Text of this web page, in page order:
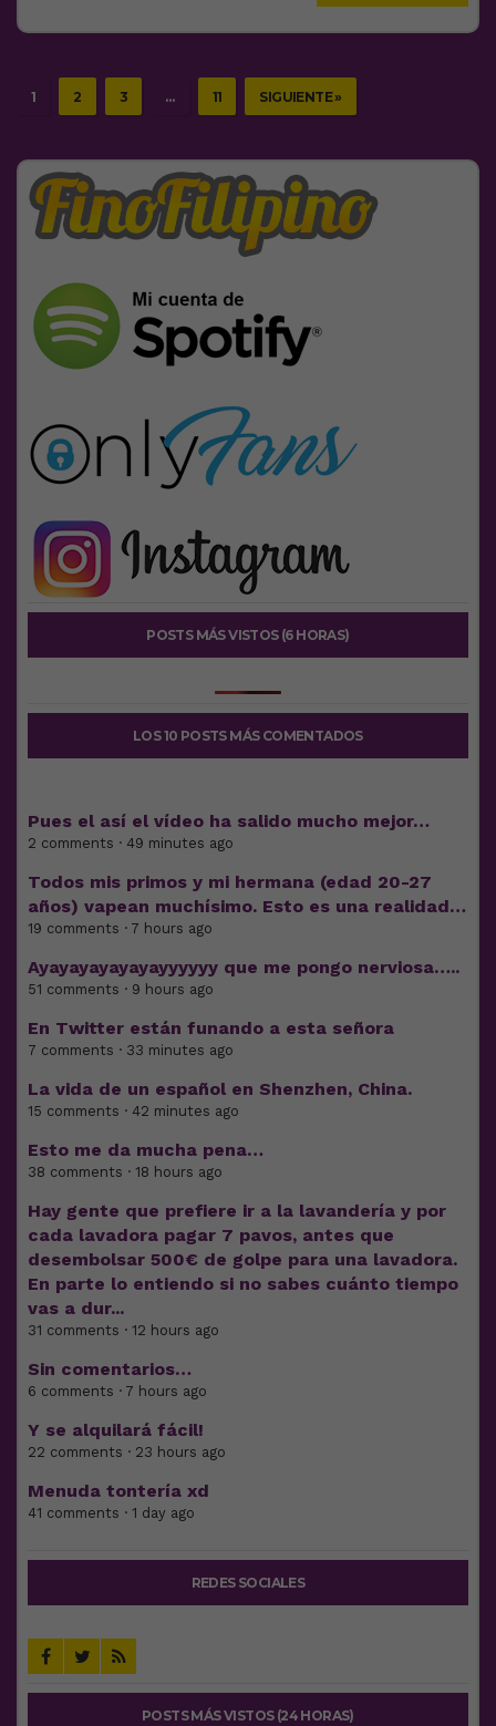
1 2 3 … 11 SIGUIENTE »
POSTS MÁS VISTOS (6 HORAS)
LOS 10 POSTS MÁS COMENTADOS
Pues el así el vídeo ha salido mucho mejor…
2 comments · 49 minutes ago
Todos mis primos y mi hermana (edad 20-27
años) vapean muchísimo. Esto es una realidad…
19 comments · 7 hours ago
Ayayayayayayayyyyyy que me pongo nerviosa…..
51 comments · 9 hours ago
En Twitter están funando a esta señora
7 comments · 33 minutes ago
La vida de un español en Shenzhen, China.
15 comments · 42 minutes ago
Esto me da mucha pena…
38 comments · 18 hours ago
Hay gente que prefiere ir a la lavandería y por
cada lavadora pagar 7 pavos, antes que
desembolsar 500€ de golpe para una lavadora.
En parte lo entiendo si no sabes cuánto tiempo
vas a dur...
31 comments · 12 hours ago
Sin comentarios…
6 comments · 7 hours ago
Y se alquilará fácil!
22 comments · 23 hours ago
Menuda tontería xd
41 comments · 1 day ago
REDES SOCIALES
POSTS MÁS VISTOS (24 HORAS)